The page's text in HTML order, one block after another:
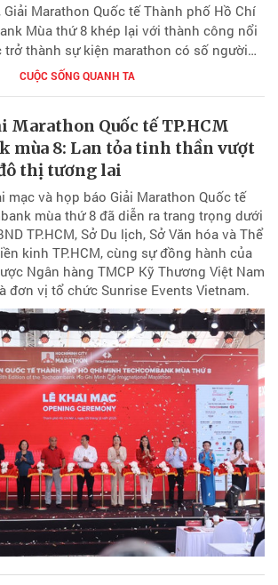
Giải Marathon Quốc tế Thành phố Hồ Chí
Mùa thứ 8 khép lại với thành công nổi
trở thành sự kiện marathon có số người
Việt Nam, với hơn 23.000 vận động viên
và vùng lãnh thổ. So với năm trước, số
chức, tiếp tục khẳng định sức hút ngày
chạy và vai trò đầu tàu của TP.HCM trên
du lịch – thể thao cộng đồng.
CUỘC SỐNG QUANH TA
Marathon Quốc tế TP.HCM
mùa 8: Lan tỏa tinh thần vượt
thị tương lai
mạc và họp báo Giải Marathon Quốc tế
mùa thứ 8 đã diễn ra trang trọng dưới
TP.HCM, Sở Du lịch, Sở Văn hóa và Thể
kinh TP.HCM, cùng sự đồng hành của
Ngân hàng TMCP Kỹ Thương Việt Nam
đơn vị tổ chức Sunrise Events Vietnam.